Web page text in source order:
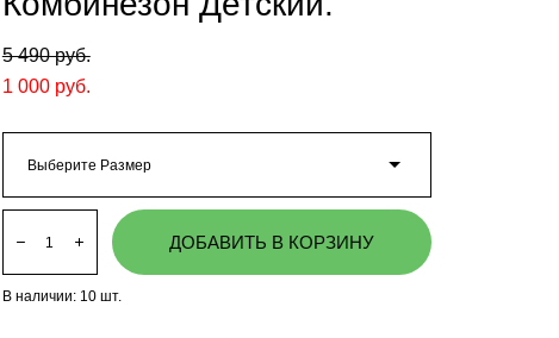
5 490 pуб.
1 000 pуб.
Выберите Размер
В наличии: 10шт.
ДОБАВИТЬ В КОРЗИНУ